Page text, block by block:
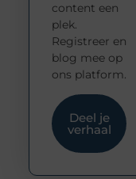
content een
plek.
Registreer en
blog mee op
ons platform.
Deel je
verhaal